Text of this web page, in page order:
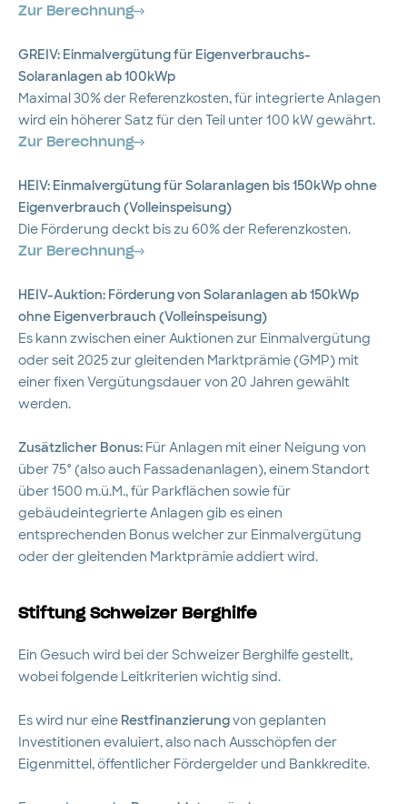
Zur Berechnung
GREIV: Einmalvergütung für Eigenverbrauchs-
Solaranlagen ab 100kWp
Maximal 30% der Referenzkosten, für integrierte Anlagen
wird ein höherer Satz für den Teil unter 100 kW gewährt.
Zur Berechnung
HEIV: Einmalvergütung für Solaranlagen bis 150kWp ohne
Eigenverbrauch (Volleinspeisung)
Die Förderung deckt bis zu 60% der Referenzkosten.
Zur Berechnung
HEIV-Auktion: Förderung von Solaranlagen ab 150kWp
ohne Eigenverbrauch (Volleinspeisung)
Es kann zwischen einer Auktionen zur Einmalvergütung
oder seit 2025 zur gleitenden Marktprämie (GMP) mit
einer fixen Vergütungsdauer von 20 Jahren gewählt
werden.
Zusätzlicher Bonus: Für Anlagen mit einer Neigung von
über 75° (also auch Fassadenanlagen), einem Standort
über 1500 m.ü.M., für Parkflächen sowie für
gebäudeintegrierte Anlagen gib es einen
entsprechenden Bonus welcher zur Einmalvergütung
oder der gleitenden Marktprämie addiert wird.
Stiftung Schweizer Berghilfe
Ein Gesuch wird bei der Schweizer Berghilfe gestellt,
wobei folgende Leitkriterien wichtig sind.
Es wird nur eine Restfinanzierungvon geplanten
Investitionen evaluiert, also nach Ausschöpfen der
Eigenmittel, öffentlicher Fördergelder und Bankkredite.